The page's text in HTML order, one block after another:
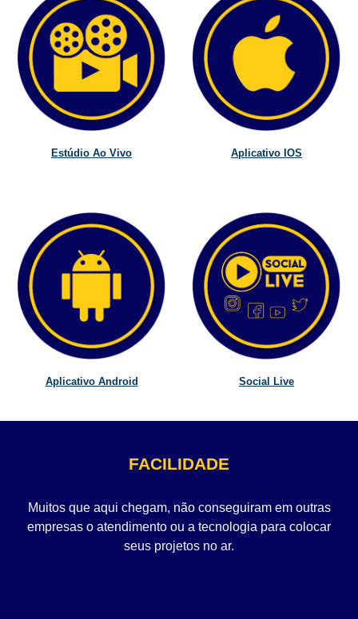
Estúdio Ao Vivo Aplicativo IOS
Aplicativo Android Social Live
FACILIDADE
Muitos que aqui chegam, não conseguiram em outras
empresas o atendimento ou a tecnologia para colocar
seus projetos no ar.